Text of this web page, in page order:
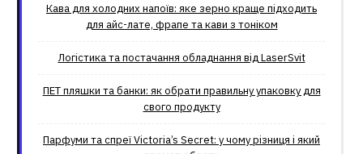
Кава для холодних напоїв: яке зерно краще підходить
для айс-лате, фрапе та кави з тоніком
Логістика та постачання обладнання від LaserSvit
ПЕТ пляшки та банки: як обрати правильну упаковку для
свого продукту
Парфуми та спреї Victoria’s Secret: у чому різниця і який